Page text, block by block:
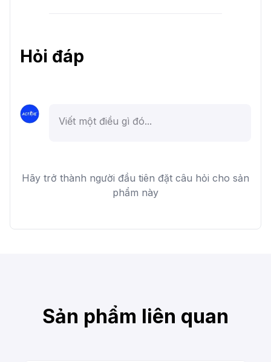
Hỏi đáp
Hãy trở thành người đầu tiên đặt câu hỏi cho sản
phẩm này
Sản phẩm liên quan